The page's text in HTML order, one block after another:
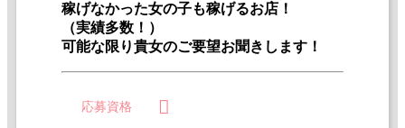
稼げなかった女の子も稼げるお店！
（実績多数！）
可能な限り貴女のご要望お聞きします！
応募資格